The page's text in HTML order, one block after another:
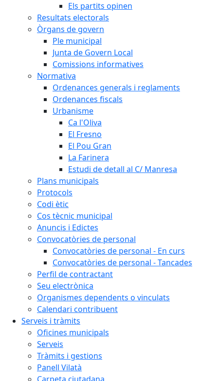
Els partits opinen
Resultats electorals
Òrgans de govern
Ple municipal
Junta de Govern Local
Comissions informatives
Normativa
Ordenances generals i reglaments
Ordenances fiscals
Urbanisme
Ca l'Oliva
El Fresno
El Pou Gran
La Farinera
Estudi de detall al C/ Manresa
Plans municipals
Protocols
Codi ètic
Cos tècnic municipal
Anuncis i Edictes
Convocatòries de personal
Convocatòries de personal - En curs
Convocatòries de personal - Tancades
Perfil de contractant
Seu electrònica
Organismes dependents o vinculats
Calendari contribuent
Serveis i tràmits
Oficines municipals
Serveis
Tràmits i gestions
Panell Vilatà